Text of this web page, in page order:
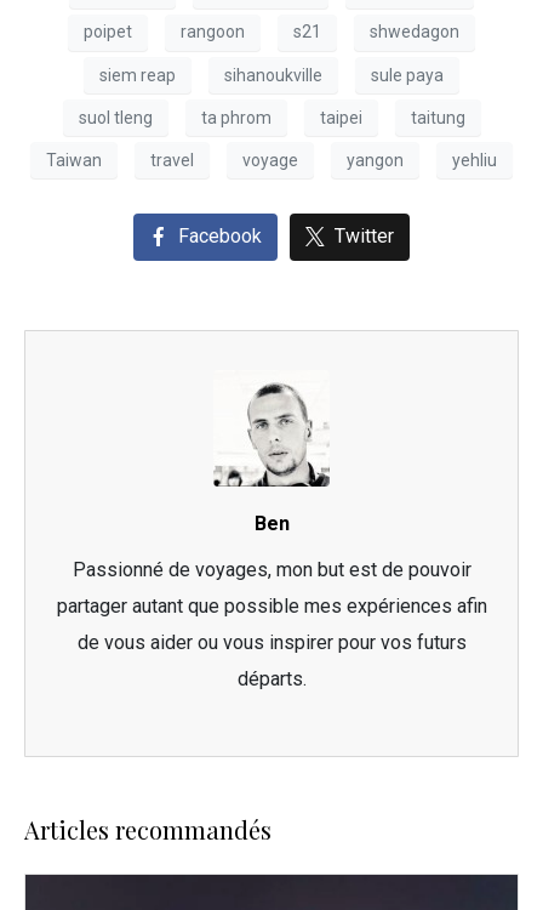
poipet rangoon s21 shwedagon
siem reap sihanoukville sule paya
suol tleng ta phrom taipei taitung
Taiwan travel voyage yangon yehliu
Facebook Twitter
Ben
Passionné de voyages, mon but est de pouvoir
partager autant que possible mes expériences afin
de vous aider ou vous inspirer pour vos futurs
départs.
Articles recommandés